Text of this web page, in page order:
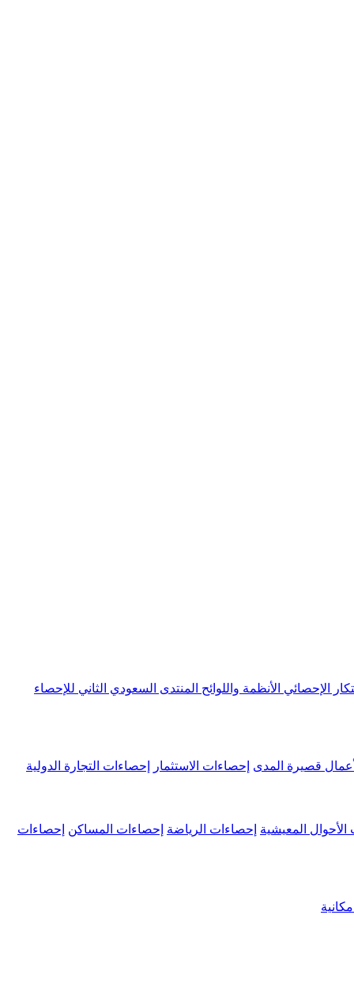
الإحصائي الأنظمة واللوائح المنتدى السعودي الثاني للإحصاء
قصيرة المدى إحصاءات الاستثمار إحصاءات التجارة الدولية
الأحوال المعيشية إحصاءات الرياضة إحصاءات المساكن إحصاءات